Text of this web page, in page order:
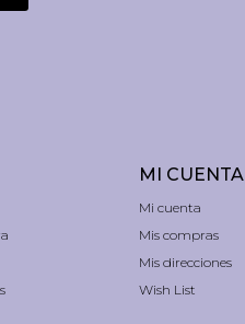
MI CUENTA
Mi cuenta
Mis compras
Mis direcciones
Wish List